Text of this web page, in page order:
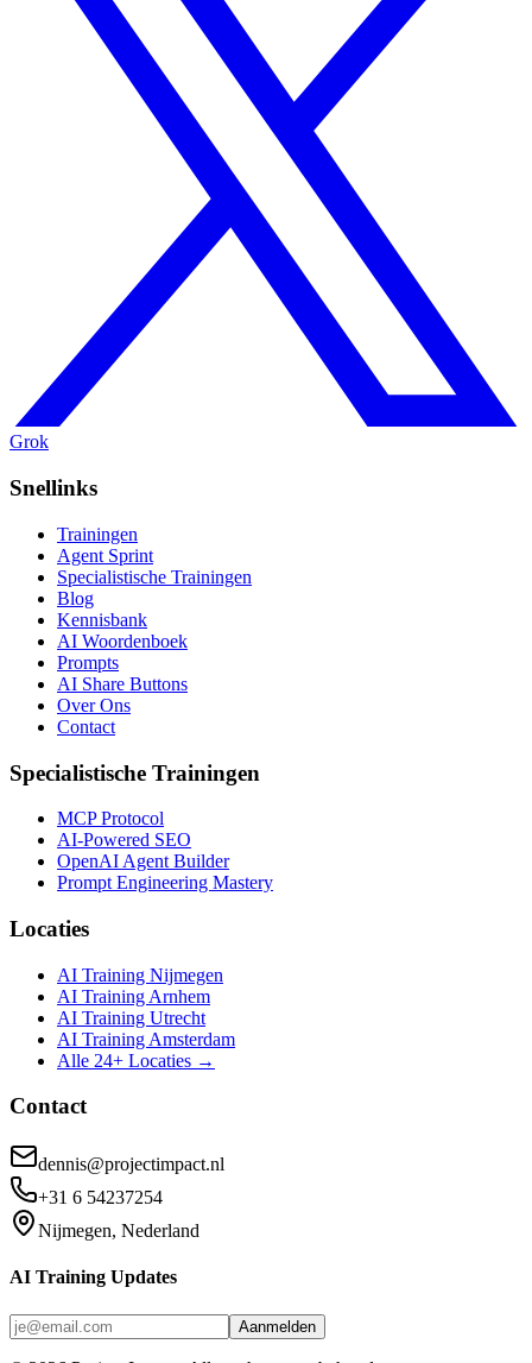
Grok
Snellinks
Trainingen
Agent Sprint
Specialistische Trainingen
Blog
Kennisbank
AI Woordenboek
Prompts
AI Share Buttons
Over Ons
Contact
Specialistische Trainingen
MCP Protocol
AI-Powered SEO
OpenAI Agent Builder
Prompt Engineering Mastery
Locaties
AI Training Nijmegen
AI Training Arnhem
AI Training Utrecht
AI Training Amsterdam
Alle 24+ Locaties →
Contact
dennis@projectimpact.nl
+31 6 54237254
Nijmegen, Nederland
AI Training Updates
Aanmelden